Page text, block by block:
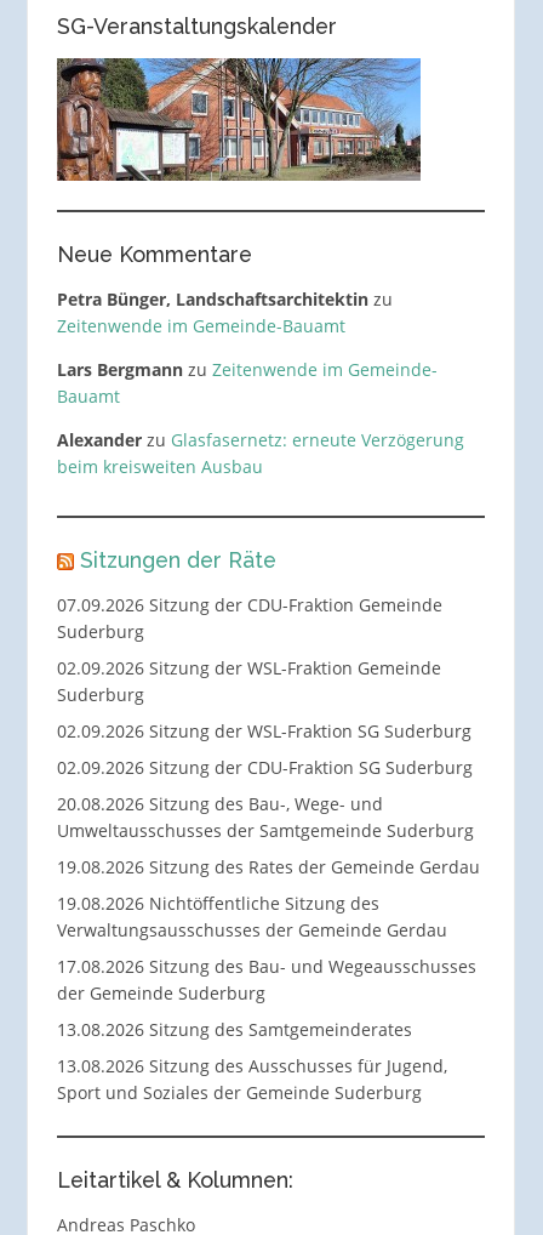
SG-Veranstaltungskalender
Neue Kommentare
Petra Bünger, Landschaftsarchitektinzu
Zeitenwende im Gemeinde-Bauamt
Lars Bergmannzu Zeitenwende im Gemeinde-
Bauamt
Alexanderzu Glasfasernetz: erneute Verzögerung
beim kreisweiten Ausbau
Sitzungen der Räte
07.09.2026 Sitzung der CDU-Fraktion Gemeinde
Suderburg
02.09.2026 Sitzung der WSL-Fraktion Gemeinde
Suderburg
02.09.2026 Sitzung der WSL-Fraktion SG Suderburg
02.09.2026 Sitzung der CDU-Fraktion SG Suderburg
20.08.2026 Sitzung des Bau-, Wege- und
Umweltausschusses der Samtgemeinde Suderburg
19.08.2026 Sitzung des Rates der Gemeinde Gerdau
19.08.2026 Nichtöffentliche Sitzung des
Verwaltungsausschusses der Gemeinde Gerdau
17.08.2026 Sitzung des Bau- und Wegeausschusses
der Gemeinde Suderburg
13.08.2026 Sitzung des Samtgemeinderates
13.08.2026 Sitzung des Ausschusses für Jugend,
Sport und Soziales der Gemeinde Suderburg
Leitartikel & Kolumnen:
Andreas Paschko